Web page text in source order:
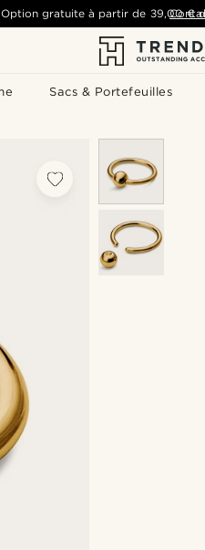
Sacs & Portefeuilles
Option gratuite à partir de 39,00 €